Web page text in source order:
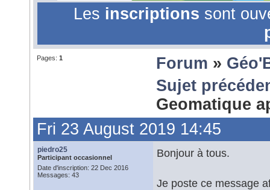
Les inscriptions sont
Pages: 1 Forum »
Sujet
Geomatique
Fri 23 August 2019 14:45
piedro25
Participant occasionnel
Date d'inscription: 22 Dec 2016
Messages: 43
Bonjour à tous.
Je poste ce message